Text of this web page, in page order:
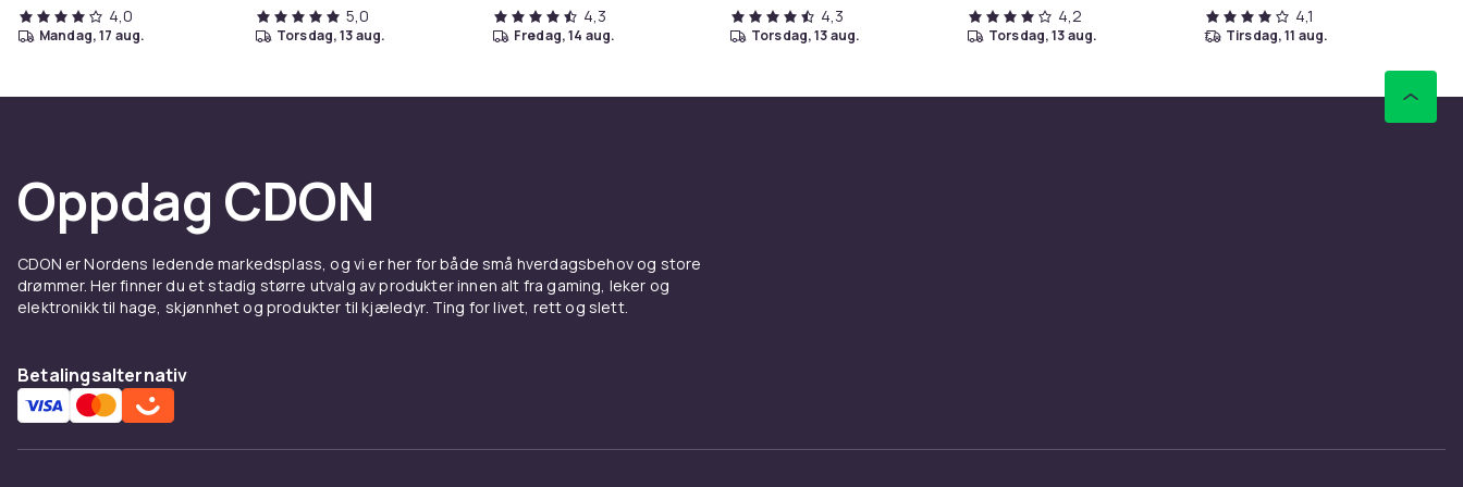
4,0
mandag, 17 aug.
5,0
torsdag, 13 aug.
4,3
fredag, 14 aug.
4,3
torsdag, 13 aug.
4,2
torsdag, 13 aug.
4,1
tirsdag, 11 aug.
Oppdag CDON
CDON er Nordens ledende markedsplass, og vi er her for både små hverdagsbehov og store
drømmer. Her finner du et stadig større utvalg av produkter innen alt fra gaming, leker og
elektronikk til hage, skjønnhet og produkter til kjæledyr. Ting for livet, rett og slett.
Betalingsalternativ